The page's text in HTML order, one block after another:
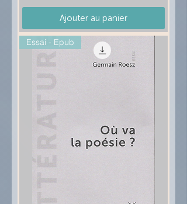
Ajouter au panier
Essai - Epub